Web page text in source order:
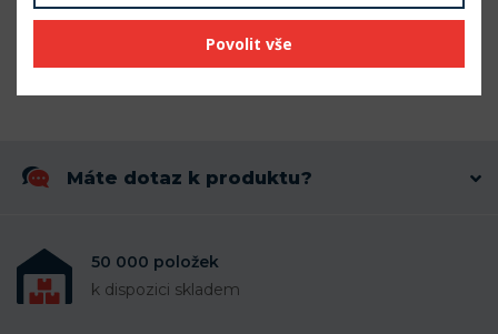
Vnější délka La (mm) 4700
Máte dotaz k produktu?
50 000 položek
k dispozici skladem
Povolit vše